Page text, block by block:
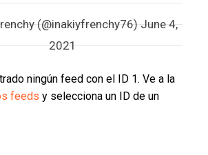
(@inakiyfrenchy76)June 4,
2021
ningún feed con el ID 1. Ve a la
feeds y selecciona un ID de un